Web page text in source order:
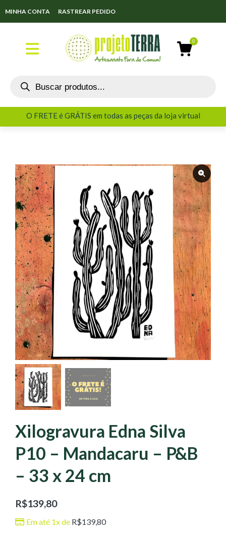
MINHA CONTA RASTREAR PEDIDO
O FRETE é GRÁTIS em todas as peças da loja virtual
O FRETE é GRÁTIS em todas as peças da loja virtual
Xilogravura Edna Silva
P10 – Mandacaru – P&B
– 33 x 24 cm
R$139,80
Em até 1x de R$139,80